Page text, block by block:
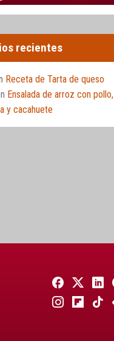
recientes
Receta de Tarta de queso
Ensalada de arroz con pollo,
y cacahuete